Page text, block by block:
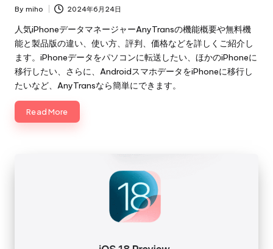
Posted
by
By miho 2024年6月24日
人気iPhoneデータマネージャーAnyTransの機能概要や無料機
能と製品版の違い、使い方、評判、価格などを詳しくご紹介し
ます。iPhoneデータをパソコンに転送したい、ほかのiPhoneに
移行したい、さらに、AndroidスマホデータをiPhoneに移行し
たいなど、AnyTransなら簡単にできます。
Read More